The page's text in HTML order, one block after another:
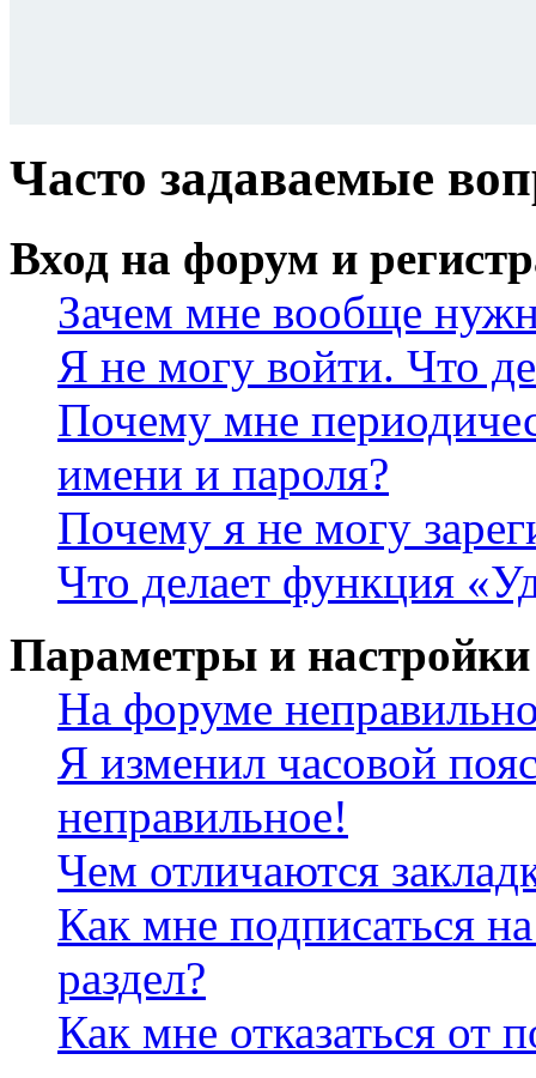
Часто задаваемые
Вход на форум и
Зачем мне вообще
Я не могу войти. Что
Почему мне
имени и пароля?
Почему я не могу
Что делает функция
Параметры и настройки
На форуме
Я изменил часовой
неправильное!
Чем отличаются
Как мне подписаться
раздел?
Как мне отказаться от